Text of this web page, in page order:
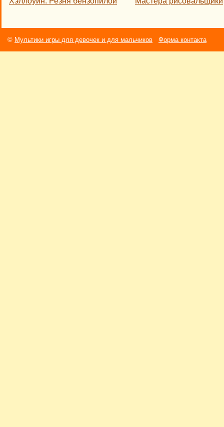
© Мультики игры для девочек и для мальчиков Форма контакта